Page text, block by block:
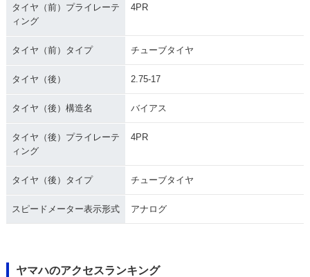
タイヤ（前）プライレーテ
ィング
4PR
タイヤ（前）タイプ チューブタイヤ
タイヤ（後） 2.75-17
タイヤ（後）構造名 バイアス
タイヤ（後）プライレーテ
ィング
4PR
タイヤ（後）タイプ チューブタイヤ
スピードメーター表示形式 アナログ
ヤマハのアクセスランキング